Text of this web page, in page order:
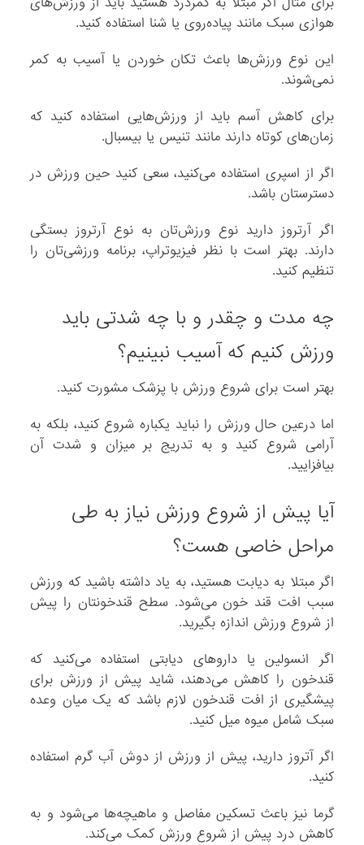
هوازی سبک مانند پیاده‌روی یا شنا استفاده کنید.
این نوع ورزش‌ها باعث تکان خوردن یا آسیب به کمر
نمی‌شوند.
برای کاهش آسم باید از ورزش‌هایی استفاده کنید که
زمان‌های کوتاه دارند مانند تنیس یا بیسبال.
اگر از اسپری استفاده می‌کنید، سعی کنید حین ورزش در
دسترستان باشد.
اگر آرتروز دارید نوع ورزش‌تان به نوع آرتروز بستگی
دارند. بهتر است با نظر فیزیوتراپ، برنامه ورزشی‌تان را
تنظیم کنید.
چه مدت و چقدر و با چه شدتی باید
ورزش کنیم که آسیب نبینیم؟
بهتر است برای شروع ورزش با پزشک مشورت کنید.
اما درعین حال ورزش را نباید یکباره شروع کنید، بلکه به
آرامی شروع کنید و به تدریج بر میزان و شدت آن
بیافزایید.
آیا پیش از شروع ورزش نیاز به طی
مراحل خاصی هست؟
اگر مبتلا به دیابت هستید، به یاد داشته باشید که ورزش
سبب افت قند خون می‌شود. سطح قندخونتان را پیش
از شروع ورزش اندازه بگیرید.
اگر انسولین یا داروهای دیابتی استفاده می‌کنید که
قندخون را کاهش می‌دهند، شاید پیش از ورزش برای
پیشگیری از افت قندخون لازم باشد که یک میان وعده
سبک شامل میوه میل کنید.
اگر آتروز دارید، پیش از ورزش از دوش آب گرم استفاده
کنید.
گرما نیز باعث تسکین مفاصل و ماهیچه‌ها می‌شود و به
کاهش درد پیش از شروع ورزش کمک می‌کند.